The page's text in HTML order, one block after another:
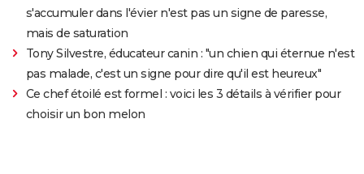
s'accumuler dans l'évier n'est pas un signe de paresse,
mais de saturation
Tony Silvestre, éducateur canin : "un chien qui éternue n'est
pas malade, c'est un signe pour dire qu'il est heureux"
Ce chef étoilé est formel : voici les 3 détails à vérifier pour
choisir un bon melon